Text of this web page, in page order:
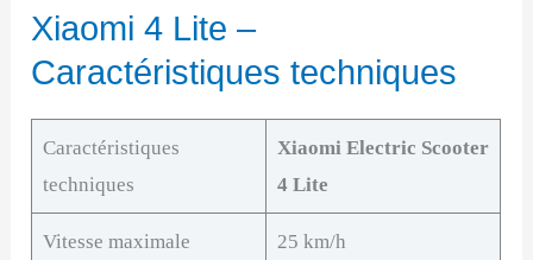
Xiaomi 4 Lite –
Caractéristiques techniques
Caractéristiques
techniques
Xiaomi Electric Scooter
4 Lite
Vitesse maximale 25 km/h